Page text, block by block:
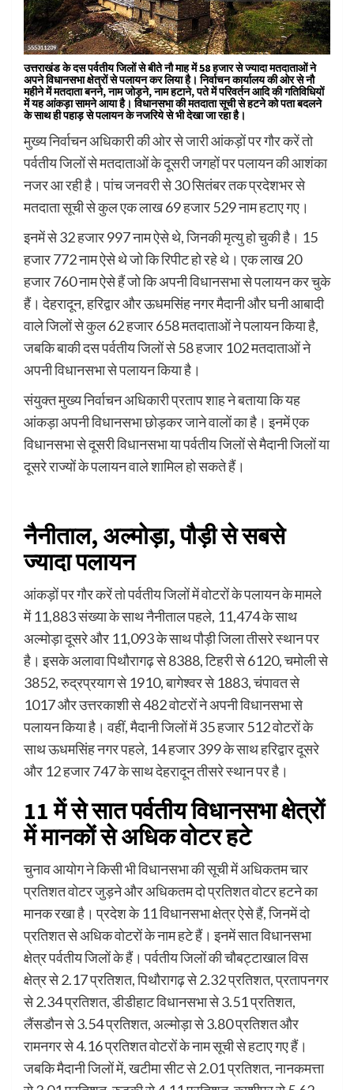
उत्तराखंड के दस पर्वतीय जिलों से बीते नौ माह में 58 हजार से ज्यादा मतदाताओं ने
अपने विधानसभा क्षेत्रों से पलायन कर लिया है। निर्वाचन कार्यालय की ओर से नौ
महीने में मतदाता बनने, नाम जोड़ने, नाम हटाने, पते में परिवर्तन आदि की गतिविधियों
में यह आंकड़ा सामने आया है। विधानसभा की मतदाता सूची से हटने को पता बदलने
के साथ ही पहाड़ से पलायन के नजरिये से भी देखा जा रहा है।
मुख्य निर्वाचन अधिकारी की ओर से जारी आंकड़ों पर गौर करें तो
पर्वतीय जिलों से मतदाताओं के दूसरी जगहों पर पलायन की आशंका
नजर आ रही है। पांच जनवरी से 30 सितंबर तक प्रदेशभर से
मतदाता सूची से कुल एक लाख 69 हजार 529 नाम हटाए गए।
इनमें से 32 हजार 997 नाम ऐसे थे, जिनकी मृत्यु हो चुकी है। 15
हजार 772 नाम ऐसे थे जो कि रिपीट हो रहे थे। एक लाख 20
हजार 760 नाम ऐसे हैं जो कि अपनी विधानसभा से पलायन कर चुके
हैं। देहरादून, हरिद्वार और ऊधमसिंह नगर मैदानी और घनी आबादी
वाले जिलों से कुल 62 हजार 658 मतदाताओं ने पलायन किया है,
जबकि बाकी दस पर्वतीय जिलों से 58 हजार 102 मतदाताओं ने
अपनी विधानसभा से पलायन किया है।
संयुक्त मुख्य निर्वाचन अधिकारी प्रताप शाह ने बताया कि यह
आंकड़ा अपनी विधानसभा छोड़कर जाने वालों का है। इनमें एक
विधानसभा से दूसरी विधानसभा या पर्वतीय जिलों से मैदानी जिलों या
दूसरे राज्यों के पलायन वाले शामिल हो सकते हैं।
नैनीताल, अल्मोड़ा, पौड़ी से सबसे
ज्यादा पलायन
आंकड़ों पर गौर करें तो पर्वतीय जिलों में वोटरों के पलायन के मामले
में 11,883 संख्या के साथ नैनीताल पहले, 11,474 के साथ
अल्मोड़ा दूसरे और 11,093 के साथ पौड़ी जिला तीसरे स्थान पर
है। इसके अलावा पिथौरागढ़ से 8388, टिहरी से 6120, चमोली से
3852, रुद्रप्रयाग से 1910, बागेश्वर से 1883, चंपावत से
1017 और उत्तरकाशी से 482 वोटरों ने अपनी विधानसभा से
पलायन किया है। वहीं, मैदानी जिलों में 35 हजार 512 वोटरों के
साथ ऊधमसिंह नगर पहले, 14 हजार 399 के साथ हरिद्वार दूसरे
और 12 हजार 747 के साथ देहरादून तीसरे स्थान पर है।
11 में से सात पर्वतीय विधानसभा क्षेत्रों
में मानकों से अधिक वोटर हटे
चुनाव आयोग ने किसी भी विधानसभा की सूची में अधिकतम चार
प्रतिशत वोटर जुड़ने और अधिकतम दो प्रतिशत वोटर हटने का
मानक रखा है। प्रदेश के 11 विधानसभा क्षेत्र ऐसे हैं, जिनमें दो
प्रतिशत से अधिक वोटरों के नाम हटे हैं। इनमें सात विधानसभा
क्षेत्र पर्वतीय जिलों के हैं। पर्वतीय जिलों की चौबट्टाखाल विस
क्षेत्र से 2.17 प्रतिशत, पिथौरागढ़ से 2.32 प्रतिशत, प्रतापनगर
से 2.34 प्रतिशत, डीडीहाट विधानसभा से 3.51 प्रतिशत,
लैंसडौन से 3.54 प्रतिशत, अल्मोड़ा से 3.80 प्रतिशत और
रामनगर से 4.16 प्रतिशत वोटरों के नाम सूची से हटाए गए हैं।
जबकि मैदानी जिलों में, खटीमा सीट से 2.01 प्रतिशत, नानकमत्ता